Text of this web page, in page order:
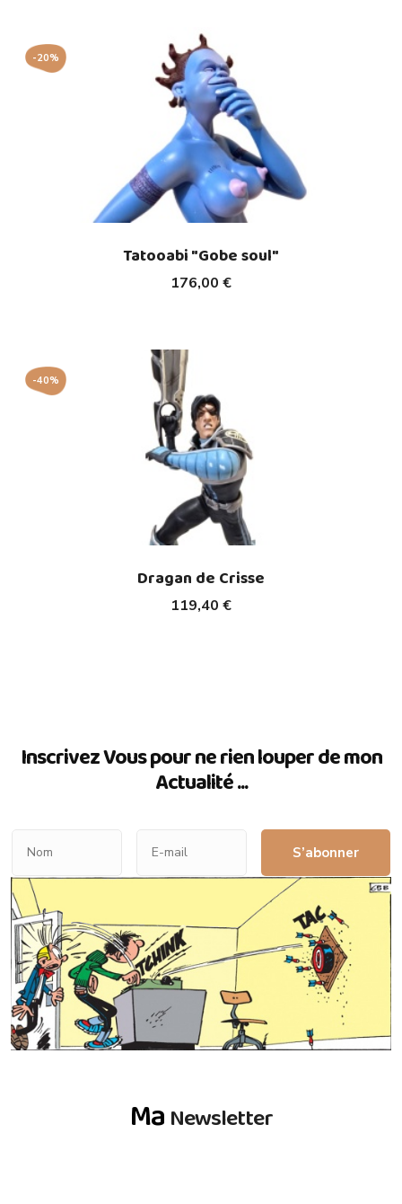
-20%
176,00 €
Tatooabi "Gobe soul"
-40%
119,40 €
Dragan de Crisse
Inscrivez Vous pour ne rien louper de mon
Actualité ...
S’abonner
Ma Newsletter